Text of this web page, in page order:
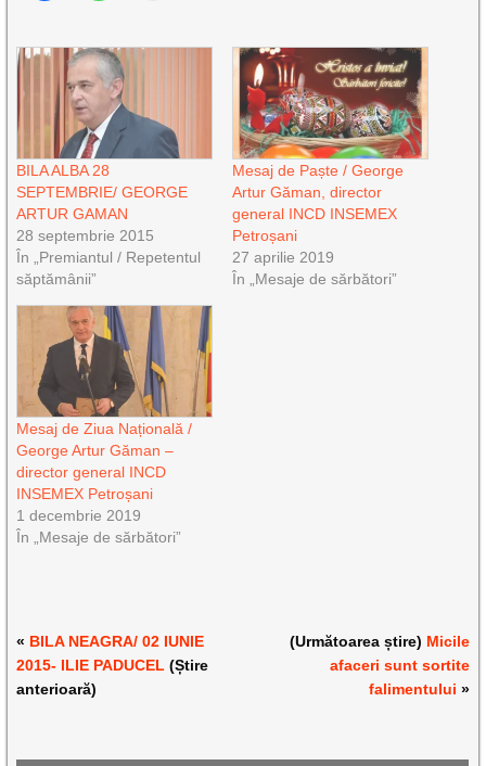
BILA ALBA 28
SEPTEMBRIE/ GEORGE
ARTUR GAMAN
28 septembrie 2015
În „Premiantul / Repetentul
săptămânii”
Mesaj de Paște / George
Artur Găman, director
general INCD INSEMEX
Petroșani
27 aprilie 2019
În „Mesaje de sărbători”
Mesaj de Ziua Națională /
George Artur Găman –
director general INCD
INSEMEX Petroșani
1 decembrie 2019
În „Mesaje de sărbători”
« BILA NEAGRA/ 02 IUNIE
2015- ILIE PADUCEL (Știre
anterioară)
(Următoarea știre) Micile
afaceri sunt sortite
falimentului »